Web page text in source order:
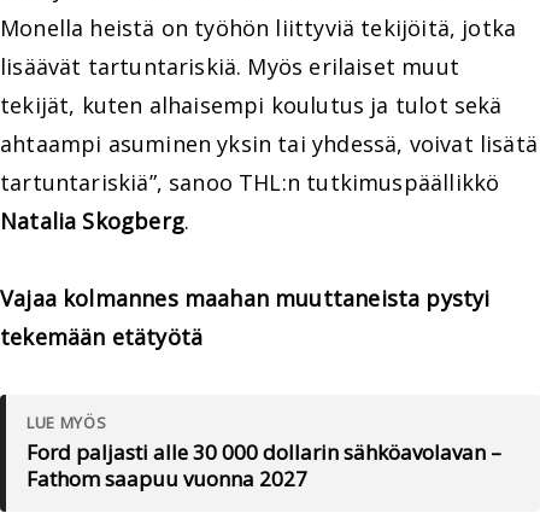
Monella heistä on työhön liittyviä tekijöitä, jotka
lisäävät tartuntariskiä. Myös erilaiset muut
tekijät, kuten alhaisempi koulutus ja tulot sekä
ahtaampi asuminen yksin tai yhdessä, voivat lisätä
tartuntariskiä”, sanoo THL:n tutkimuspäällikkö
Natalia Skogberg.
Vajaa kolmannes maahan muuttaneista pystyi
tekemään etätyötä
LUE MYÖS
Ford paljasti alle 30 000 dollarin sähköavolavan –
Fathom saapuu vuonna 2027